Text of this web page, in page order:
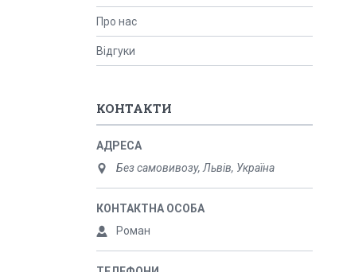
Про нас
Відгуки
КОНТАКТИ
Без самовивозу, Львів, Україна
Роман